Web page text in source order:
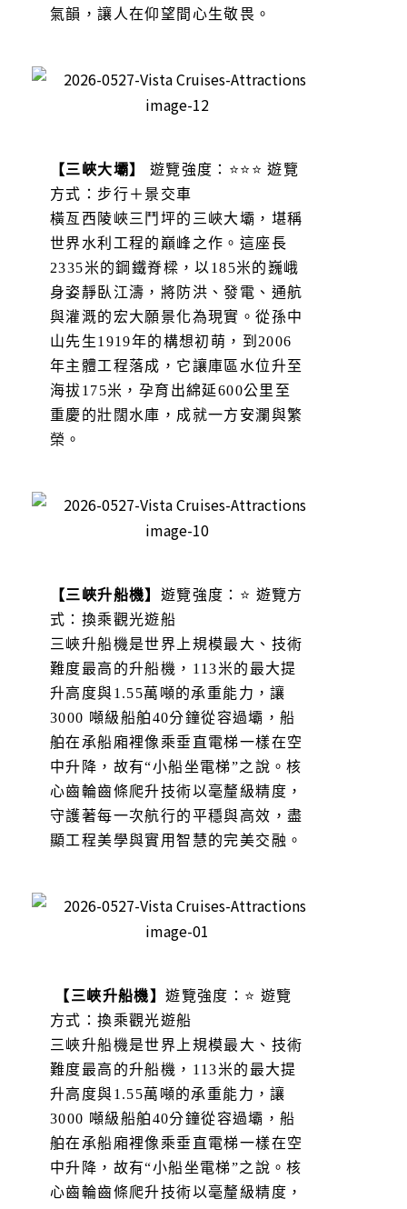
氣韻，讓人在仰望間心生敬畏。
【三峽大壩】
遊覽強度：⭐⭐⭐ 遊覽
方式：步行＋景交車
橫亙西陵峽三鬥坪的三峽大壩，堪稱
世界水利工程的巔峰之作。這座長
2335米的鋼鐵脊樑，以185米的巍峨
身姿靜臥江濤，將防洪、發電、通航
與灌溉的宏大願景化為現實。從孫中
山先生1919年的構想初萌，到2006
年主體工程落成，它讓庫區水位升至
海拔175米，孕育出綿延600公里至
重慶的壯闊水庫，成就一方安瀾與繁
榮。
【三峽升船機】 遊覽強度：⭐ 遊覽方
式：換乘觀光遊船
三峽升船機是世界上規模最大、技術
難度最高的升船機，113米的最大提
升高度與1.55萬噸的承重能力，讓
3000 噸級船舶40分鐘從容過壩，船
舶在承船廂裡像乘垂直電梯一樣在空
中升降，故有“小船坐電梯”之說。核
心齒輪齒條爬升技術以毫釐級精度，
守護著每一次航行的平穩與高效，盡
顯工程美學與實用智慧的完美交融。
【三峽升船機】遊覽強度：⭐ 遊覽
方式：換乘觀光遊船
三峽升船機是世界上規模最大、技術
難度最高的升船機，113米的最大提
升高度與1.55萬噸的承重能力，讓
3000 噸級船舶40分鐘從容過壩，船
舶在承船廂裡像乘垂直電梯一樣在空
中升降，故有“小船坐電梯”之說。核
心齒輪齒條爬升技術以毫釐級精度，